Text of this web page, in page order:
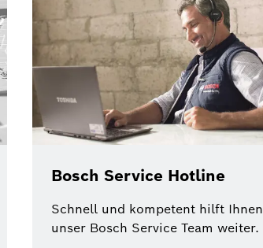
Bosch Service Hotline
Schnell und kompetent hilft Ihnen
unser Bosch Service Team weiter.